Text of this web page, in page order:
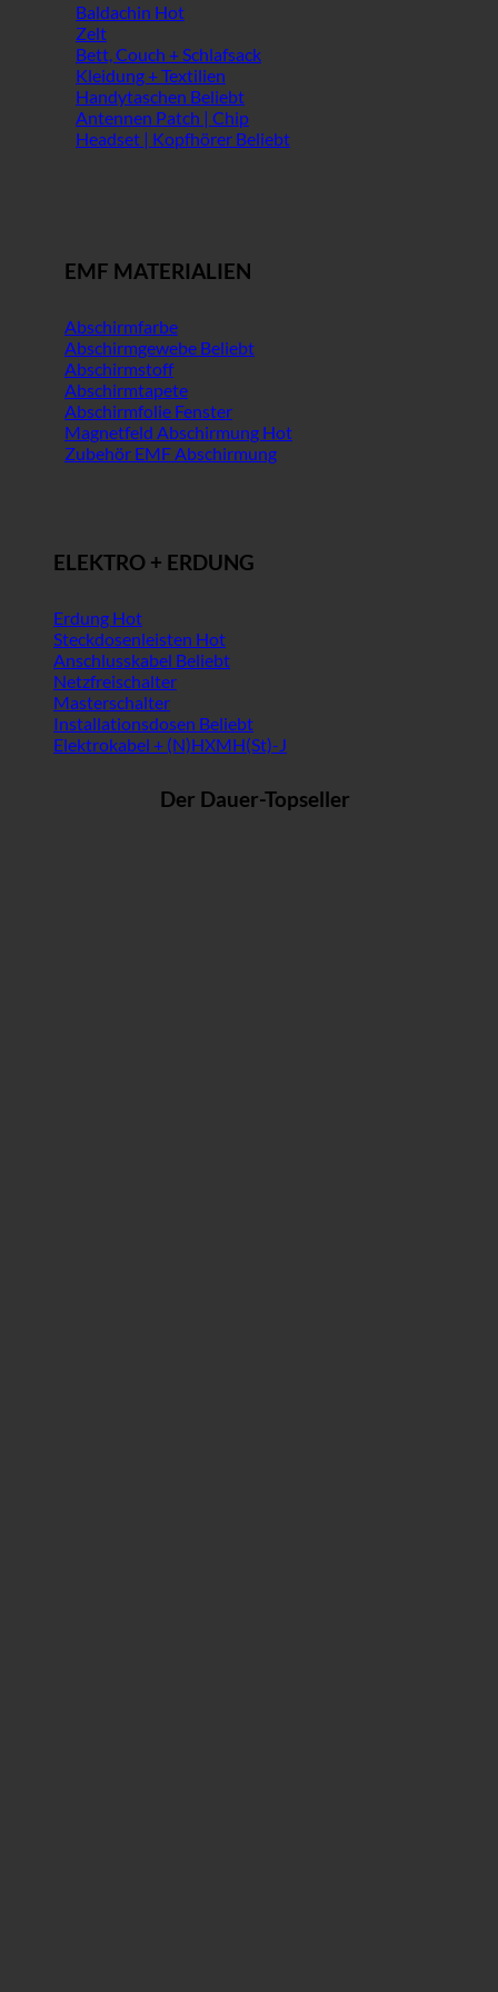
Baldachin
Zelt
Bett, Couch + Schlafsack
Kleidung + Textilien
Handytaschen
Antennen Patch | Chip
Headset | Kopfhörer
EMF MATERIALIEN
Abschirmfarbe
Abschirmgewebe
Abschirmstoff
Abschirmtapete
Abschirmfolie Fenster
Magnetfeld Abschirmung
Zubehör EMF Abschirmung
ELEKTRO + ERDUNG
Erdung
Steckdosenleisten
Anschlusskabel
Netzfreischalter
Masterschalter
Installationsdosen
Elektrokabel + (N)HXMH(St)-J
Der Dauer-Topseller